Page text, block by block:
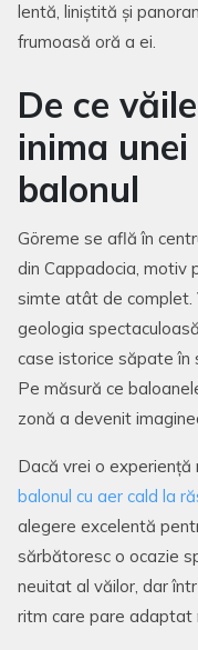
lentă, liniștită și
frumoasă oră a ei.
De ce
inima
balonul
Göreme se află în
din Cappadocia, motiv
simte atât de complet.
geologia
case istorice săpate în
Pe măsură ce
zonă a devenit
Dacă vrei o experiență
balonul cu aer cald la
alegere excelentă
sărbătoresc o ocazie
neuitat al văilor, dar
ritm care pare adaptat